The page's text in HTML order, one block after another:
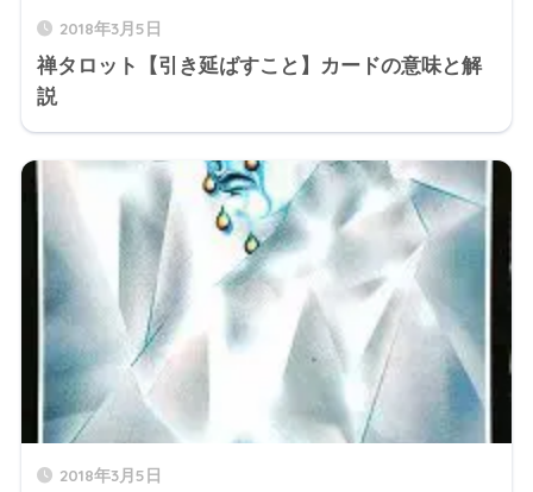
2018年3月5日
禅タロット【引き延ばすこと】カードの意味と解
説
2018年3月5日